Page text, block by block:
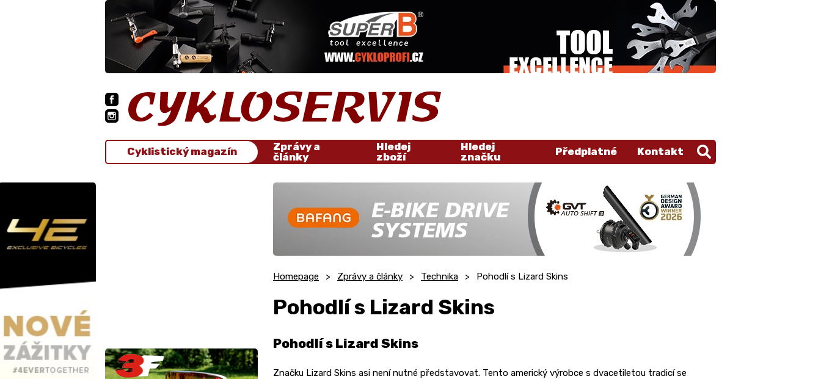
Cyklistický magazín
Zprávy a
články
Hledej
zboží
Hledej
značku
Předplatné Kontakt
Homepage Zprávy a články Technika Pohodlí s Lizard Skins
Pohodlí s Lizard Skins
Pohodlí s Lizard Skins
Značku Lizard Skins asi není nutné představovat. Tento americký výrobce s dvacetiletou tradicí se